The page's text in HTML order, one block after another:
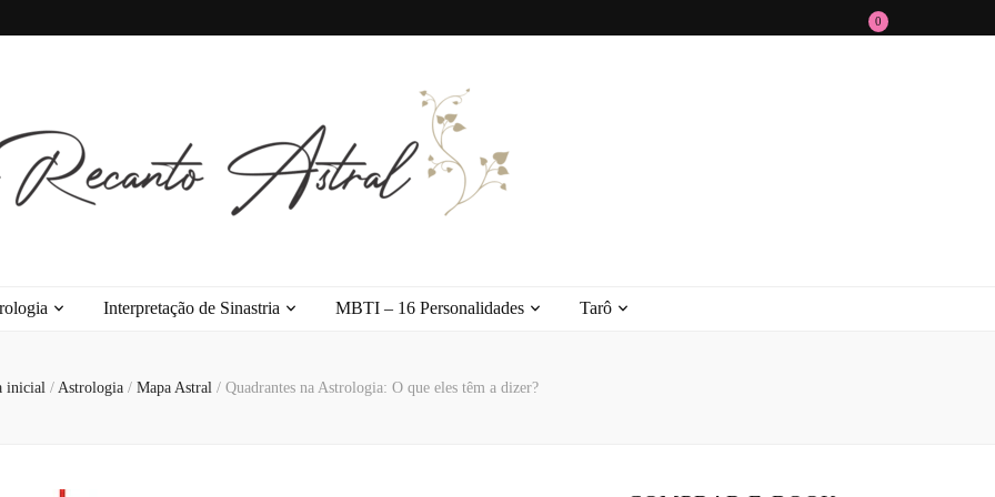
0
Interpretação de Sinastria MBTI – 16 Personalidades Tarô
inicial / Astrologia / Mapa Astral / Quadrantes na Astrologia: O que eles têm a dizer?